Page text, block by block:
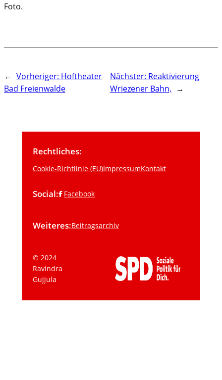
Foto.
← Vorheriger: Hoftheater
Bad Freienwalde
Nächster: Reaktivierung
Wriezener Bahn, →
Rechtliches:
Cookie-Richtlinie (EU)ImpressumKontakt
Social: Facebook
Weiteres:Beitragsarchiv
© 2024
Ravindra
Gujjula